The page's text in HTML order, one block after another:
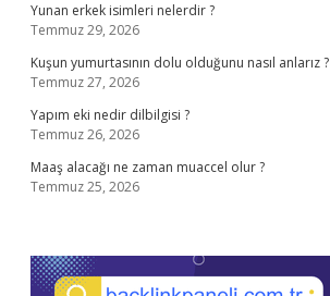
Yunan erkek isimleri nelerdir ?
Temmuz 29, 2026
Kuşun yumurtasının dolu olduğunu nasıl anlarız ?
Temmuz 27, 2026
Yapım eki nedir dilbilgisi ?
Temmuz 26, 2026
Maaş alacağı ne zaman muaccel olur ?
Temmuz 25, 2026